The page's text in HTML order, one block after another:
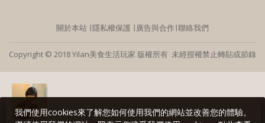
關於本站 ∣隱私權保護 ∣廣告與合作∣聯絡我們
Copyright © 2018 Yilan美食生活玩家 版權所有 未經授權禁止轉貼或節錄
我們使用cookies來了解您如何使用我們的網站並改善您的體驗。